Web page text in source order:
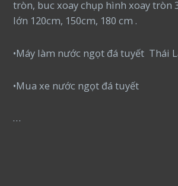
tròn, buc xoay chụp hình xoay tròn
lớn 120cm, 150cm, 180 cm .
•Máy làm nước ngọt đá tuyết Thái
•Mua xe nước ngọt đá tuyết
…